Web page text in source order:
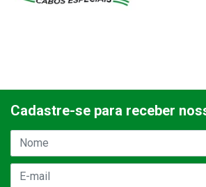
Cadastre-se para receber